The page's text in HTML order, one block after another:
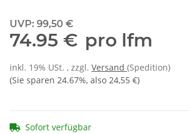
UVP: 99,50 €
74.95 € pro lfm
inkl. 19% USt. , zzgl. Versand (Spedition)
(Sie sparen 24.67%, also 24,55 €)
Sofort verfügbar